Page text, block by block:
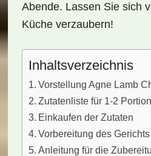
Abende. Lassen Sie sich
Küche verzaubern!
Inhaltsverzeichnis
Vorstellung Agne Lamb
Zutatenliste für 1-2
Einkaufen der Zutaten
Vorbereitung des Gerichts
Anleitung für die